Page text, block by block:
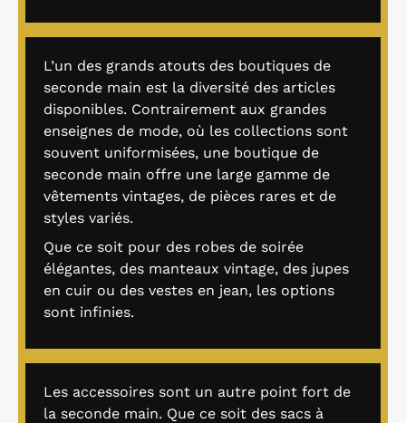
L’un des grands atouts des boutiques de
seconde main est la diversité des articles
disponibles. Contrairement aux grandes
enseignes de mode, où les collections sont
souvent uniformisées, une boutique de
seconde main offre une large gamme de
vêtements vintages, de pièces rares et de
styles variés.
Que ce soit pour des robes de soirée
élégantes, des manteaux vintage, des jupes
en cuir ou des vestes en jean, les options
sont infinies.
Les accessoires sont un autre point fort de
la seconde main. Que ce soit des sacs à